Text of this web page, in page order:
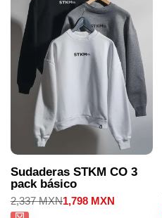
Sudaderas STKM CO 3
pack básico
Precio
regular
2,337 MXNPrecio
1,798 MXN